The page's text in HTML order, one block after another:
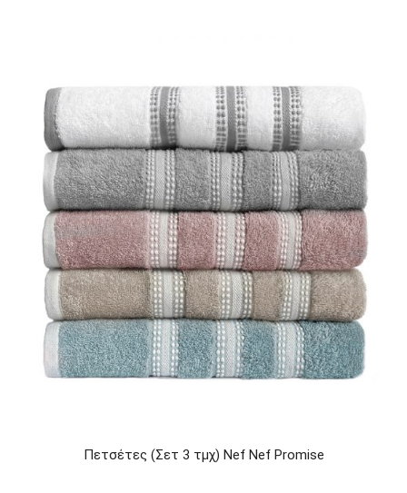
Πετσέτες (Σετ 3 τμχ) Nef Nef Promise